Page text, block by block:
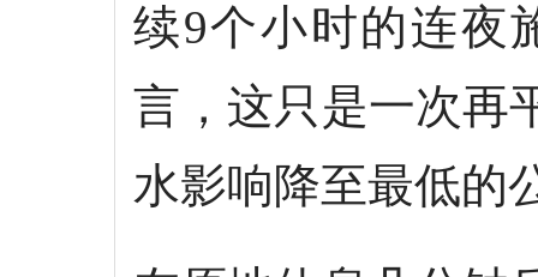
续9个小时的连夜
言，这只是一次再
水影响降至最低的